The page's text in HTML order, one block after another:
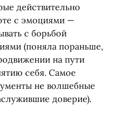
действительно
с эмоциями —
с борьбой
(поняла пораньше,
на пути
себя. Самое
не волшебные
доверие).